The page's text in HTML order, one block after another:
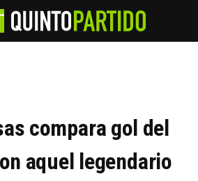
compara gol del
aquel legendario